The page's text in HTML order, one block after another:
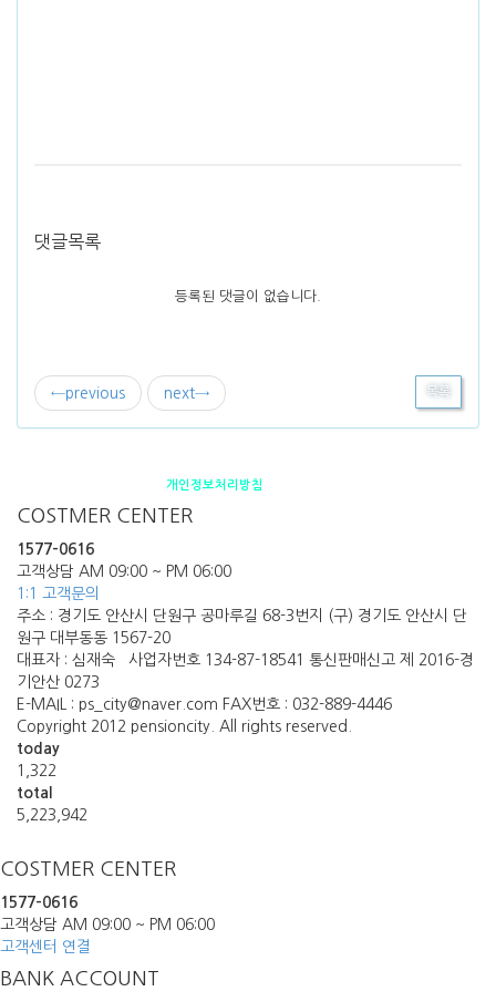
댓글목록
등록된 댓글이 없습니다.
←previous next→ 목록
개인정보처리방침
COSTMER CENTER
1577-0616
고객상담 AM 09:00 ~ PM 06:00
1:1 고객문의
주소 : 경기도 안산시 단원구 공마루길 68-3번지 (구) 경기도 안산시 단
원구 대부동동 1567-20
대표자 : 심재숙 사업자번호 134-87-18541 통신판매신고 제 2016-경
기안산 0273
E-MAIL : ps_city@naver.com FAX번호 : 032-889-4446
Copyright 2012 pensioncity. All rights reserved.
today
1,322
total
5,223,942
COSTMER CENTER
1577-0616
고객상담 AM 09:00 ~ PM 06:00
고객센터 연결
BANK ACCOUNT